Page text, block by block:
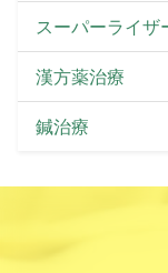
スーパーライザ
漢方薬治療
鍼治療